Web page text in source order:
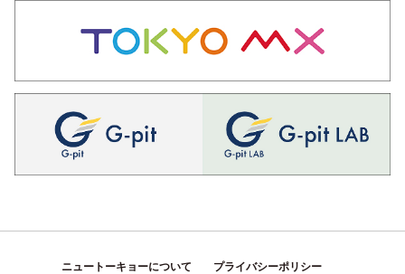
ニュートーキョーについて プライバシーポリシー